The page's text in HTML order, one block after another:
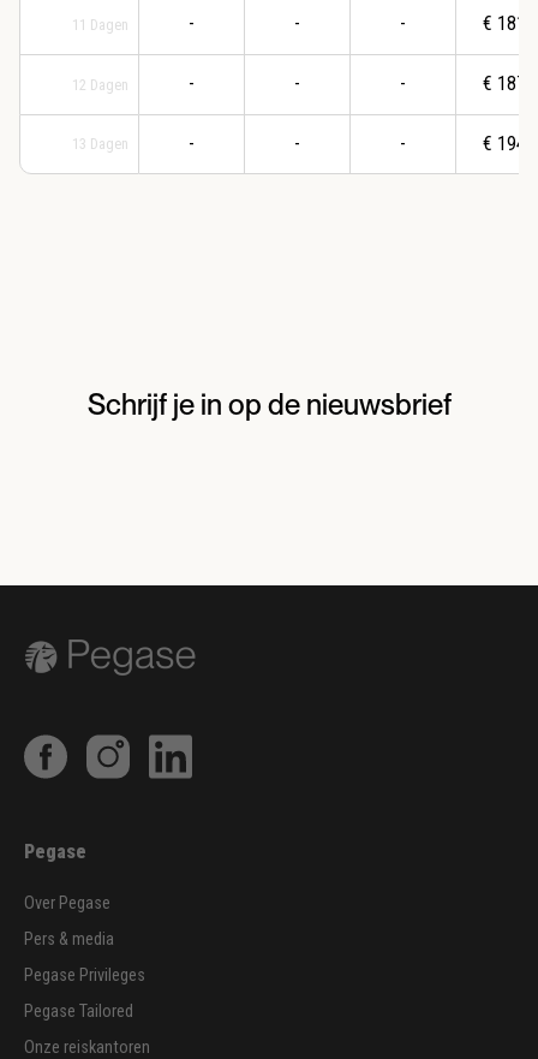
11 Dagen
12 Dagen
13 Dagen
-
-
-
-
-
-
-
-
-
€ 1816
€ 1878
€ 1940
Schrijf je in op de nieuwsbrief
Pegase
Over Pegase
Pers & media
Pegase Privileges
Pegase Tailored
Onze reiskantoren